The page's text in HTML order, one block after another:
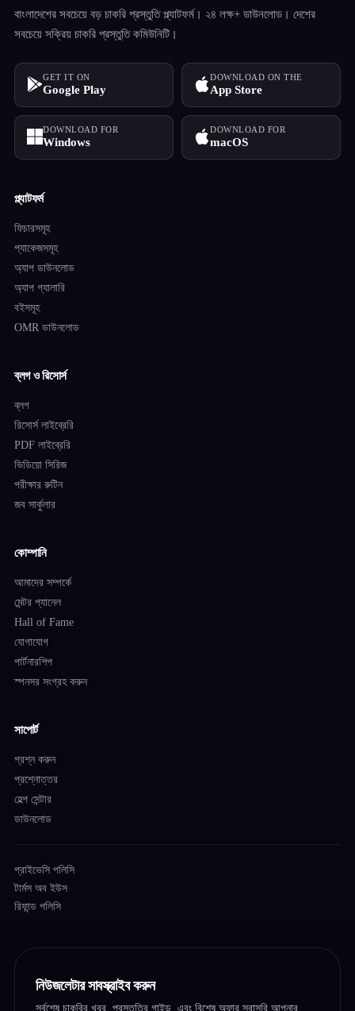
বাংলাদেশের সবচেয়ে বড় চাকরি প্রস্তুতি প্ল্যাটফর্ম। ২৪ লক্ষ+ ডাউনলোড। দেশের
সবচেয়ে সক্রিয় চাকরি প্রস্তুতি কমিউনিটি।
GET IT ON
Google Play
DOWNLOAD ON THE
App Store
DOWNLOAD FOR
Windows
DOWNLOAD FOR
macOS
প্ল্যাটফর্ম
ফিচারসমূহ
প্যাকেজসমূহ
অ্যাপ ডাউনলোড
অ্যাপ গ্যালারি
বইসমূহ
OMR ডাউনলোড
ব্লগ ও রিসোর্স
ব্লগ
রিসোর্স লাইব্রেরি
PDF লাইব্রেরি
ভিডিয়ো সিরিজ
পরীক্ষার রুটিন
জব সার্কুলার
কোম্পানি
আমাদের সম্পর্কে
মেন্টর প্যানেল
Hall of Fame
যোগাযোগ
পার্টনারশিপ
স্পনসর সংগ্রহ করুন
সাপোর্ট
প্রশ্ন করুন
প্রশ্নোত্তর
হেল্প সেন্টার
ডাউনলোড
প্রাইভেসি পলিসি
টার্মস অব ইউস
রিফান্ড পলিসি
নিউজলেটার সাবস্ক্রাইব করুন
সর্বশেষ চাকরির খবর, প্রস্তুতির গাইড, এবং বিশেষ অফার সরাসরি আপনার